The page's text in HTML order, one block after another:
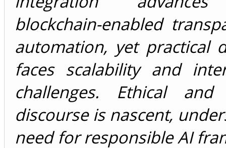
blockchain-enabled
automation, yet practical
faces scalability and
challenges. Ethical and
discourse is nascent,
need for responsible AI